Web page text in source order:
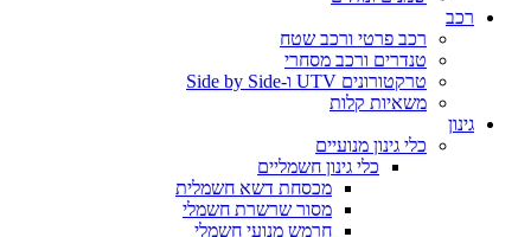
רכב
רכב פרטי ורכב שטח
טנדרים ורכב מסחרי
טרקטורונים UTV ו-Side by Side
משאיות קלות
גינון
כלי גינון מנועיים
כלי גינון חשמליים
מכסחת דשא חשמלית
מסור שרשרת חשמלי
חרמש מנועי חשמלי